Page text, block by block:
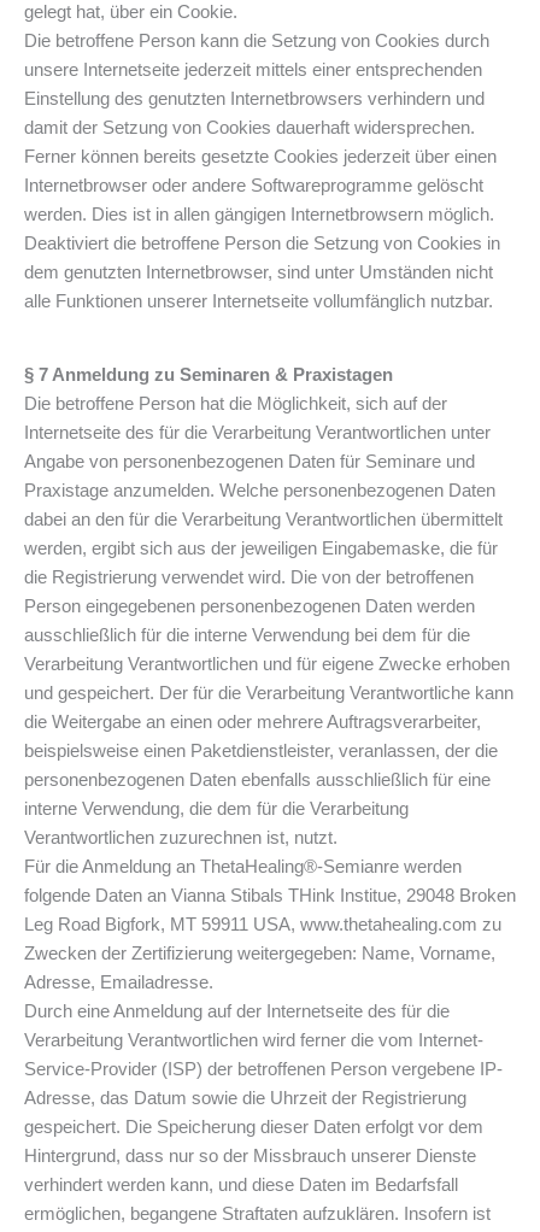
gelegt hat, über ein Cookie.
Die betroffene Person kann die Setzung von Cookies durch
unsere Internetseite jederzeit mittels einer entsprechenden
Einstellung des genutzten Internetbrowsers verhindern und
damit der Setzung von Cookies dauerhaft widersprechen.
Ferner können bereits gesetzte Cookies jederzeit über einen
Internetbrowser oder andere Softwareprogramme gelöscht
werden. Dies ist in allen gängigen Internetbrowsern möglich.
Deaktiviert die betroffene Person die Setzung von Cookies in
dem genutzten Internetbrowser, sind unter Umständen nicht
alle Funktionen unserer Internetseite vollumfänglich nutzbar.
§ 7 Anmeldung zu Seminaren & Praxistagen
Die betroffene Person hat die Möglichkeit, sich auf der
Internetseite des für die Verarbeitung Verantwortlichen unter
Angabe von personenbezogenen Daten für Seminare und
Praxistage anzumelden. Welche personenbezogenen Daten
dabei an den für die Verarbeitung Verantwortlichen übermittelt
werden, ergibt sich aus der jeweiligen Eingabemaske, die für
die Registrierung verwendet wird. Die von der betroffenen
Person eingegebenen personenbezogenen Daten werden
ausschließlich für die interne Verwendung bei dem für die
Verarbeitung Verantwortlichen und für eigene Zwecke erhoben
und gespeichert. Der für die Verarbeitung Verantwortliche kann
die Weitergabe an einen oder mehrere Auftragsverarbeiter,
beispielsweise einen Paketdienstleister, veranlassen, der die
personenbezogenen Daten ebenfalls ausschließlich für eine
interne Verwendung, die dem für die Verarbeitung
Verantwortlichen zuzurechnen ist, nutzt.
Für die Anmeldung an ThetaHealing®-Semianre werden
folgende Daten an Vianna Stibals THink Institue, 29048 Broken
Leg Road Bigfork, MT 59911 USA, www.thetahealing.com zu
Zwecken der Zertifizierung weitergegeben: Name, Vorname,
Adresse, Emailadresse.
Durch eine Anmeldung auf der Internetseite des für die
Verarbeitung Verantwortlichen wird ferner die vom Internet-
Service-Provider (ISP) der betroffenen Person vergebene IP-
Adresse, das Datum sowie die Uhrzeit der Registrierung
gespeichert. Die Speicherung dieser Daten erfolgt vor dem
Hintergrund, dass nur so der Missbrauch unserer Dienste
verhindert werden kann, und diese Daten im Bedarfsfall
ermöglichen, begangene Straftaten aufzuklären. Insofern ist